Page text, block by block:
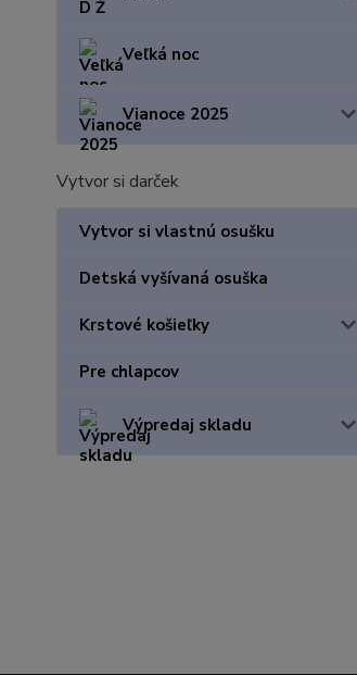
Veľká noc
Vianoce 2025
Vytvor si darček
Vytvor si vlastnú osušku
Detská vyšívaná osuška
Krstové košieľky
Pre chlapcov
Výpredaj skladu